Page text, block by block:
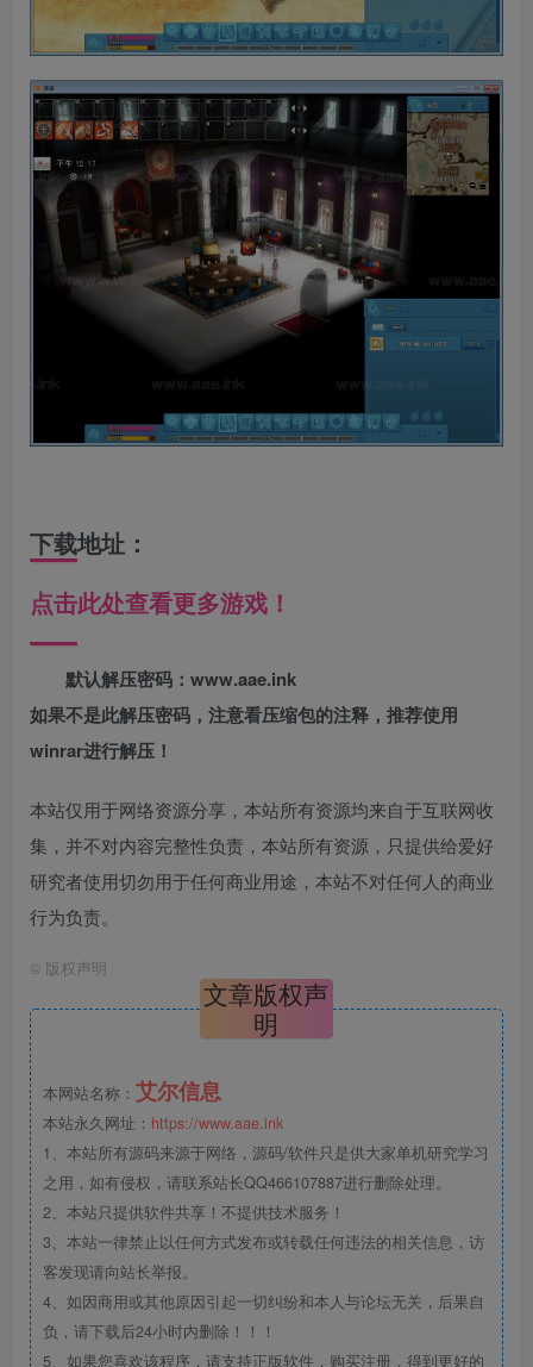
下载地址：
点击此处查看更多游戏！
默认解压密码：www.aae.ink
如果不是此解压密码，注意看压缩包的注释，推荐使用
winrar进行解压！
本站仅用于网络资源分享，本站所有资源均来自于互联网收
集，并不对内容完整性负责，本站所有资源，只提供给爱好
研究者使用切勿用于任何商业用途，本站不对任何人的商业
行为负责。
© 版权声明
文章版权声
明
本网站名称： 艾尔信息
本站永久网址： https://www.aae.ink
1、本站所有源码来源于网络，源码/软件只是供大家单机研究学习
之用，如有侵权，请联系站长QQ466107887进行删除处理。
2、本站只提供软件共享！不提供技术服务！
3、本站一律禁止以任何方式发布或转载任何违法的相关信息，访
客发现请向站长举报。
4、如因商用或其他原因引起一切纠纷和本人与论坛无关，后果自
负，请下载后24小时内删除！！！
5、如果您喜欢该程序，请支持正版软件，购买注册，得到更好的